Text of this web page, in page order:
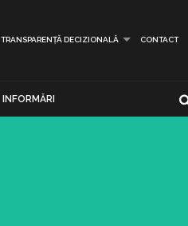
TRANSPARENȚĂ DECIZIONALĂ CONTACT
INFORMĂRI